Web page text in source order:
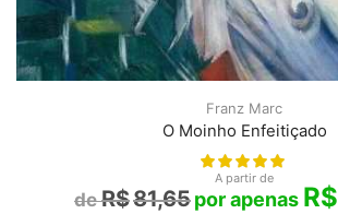
Franz Marc
O Moinho Enfeitiçado
A partir de
R$81,65 R$